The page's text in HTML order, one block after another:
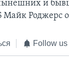
и
Роджерс
Follow us